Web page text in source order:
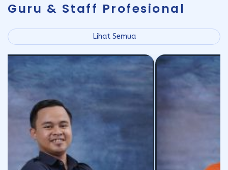
Guru & Staff Profesional
Lihat Semua